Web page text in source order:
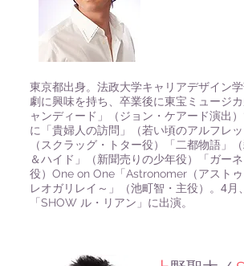
東京都出身。法政大学キャリアデザイン
劇に興味を持ち、卒業後に東宝ミュージ
ャンディード」（ジョン・ケアード演出
に「貴婦人の訪問」（若い頃のアルフレ
（スクラッグ・トター役）「二都物語」
＆ハイド」（新聞売りの少年役）「ガー
役） One on One 「 Astronomer （アスト
レオガリレイ～」（池町智・主役）。4月
「 SHOW ル・リアン」に出演。